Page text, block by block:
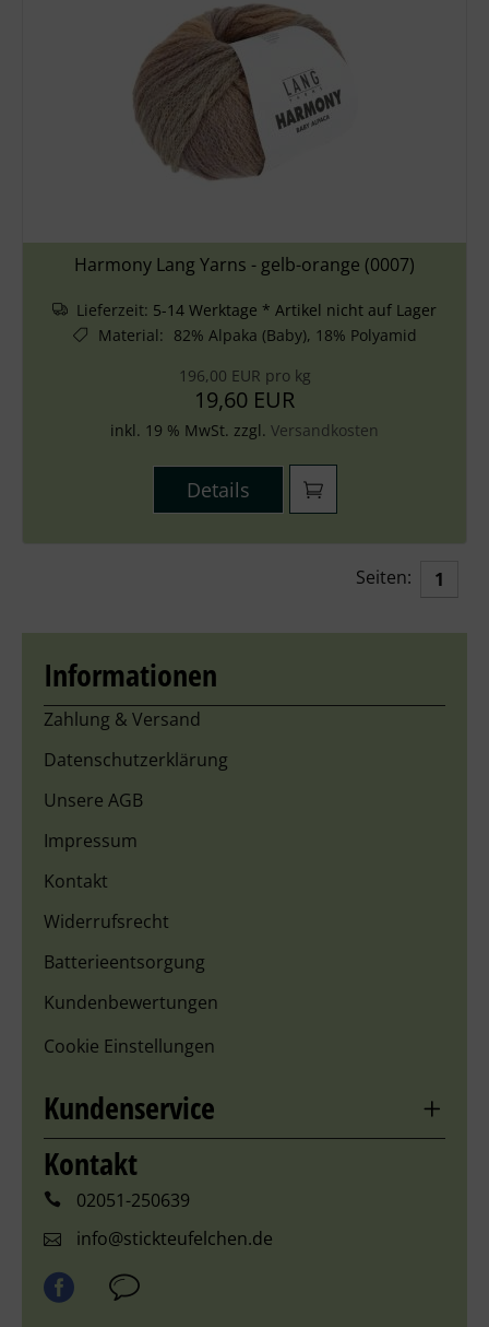
Harmony Lang Yarns - gelb-orange (0007)
Lieferzeit: 5-14 Werktage * Artikel nicht auf Lager
Material: 82% Alpaka (Baby), 18% Polyamid
196,00 EUR pro kg
19,60 EUR
inkl. 19 % MwSt. zzgl. Versandkosten
Details
Seiten: 1
Informationen
Zahlung & Versand
Datenschutzerklärung
Unsere AGB
Impressum
Kontakt
Widerrufsrecht
Batterieentsorgung
Kundenbewertungen
Cookie Einstellungen
Kundenservice
Kontakt
02051-250639
info@stickteufelchen.de